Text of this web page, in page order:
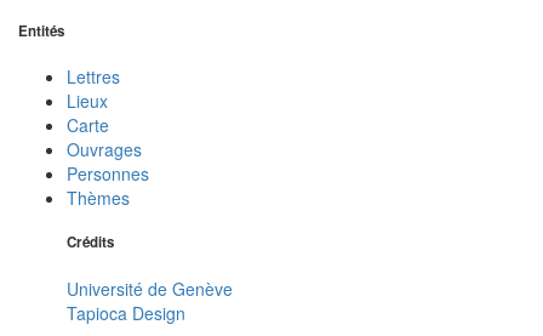
Entités
Lettres
Lieux
Carte
Ouvrages
Personnes
Thèmes
Crédits
Université de Genève
Tapioca Design